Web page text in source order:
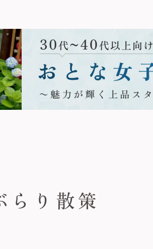
らり散策